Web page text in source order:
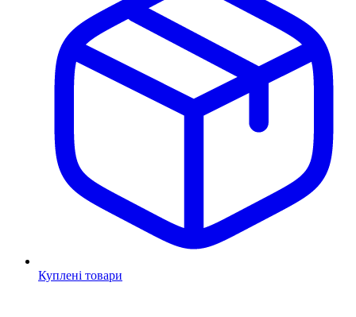
Куплені товари